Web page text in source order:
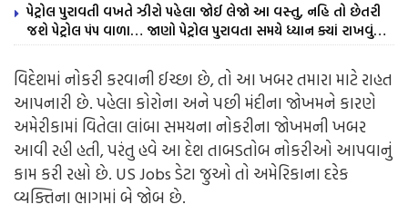
પેટ્રોલ પુરાવતી વખતે ઝીરો પહેલા જોઈ લેજો આ વસ્તુ, નહિ તો છેતરી
જશે પેટ્રોલ પંપ વાળા… જાણો પેટ્રોલ પુરાવતા સમયે ધ્યાન ક્યાં રાખવું…
વિદેશમાં નોકરી કરવાની ઈચ્છા છે, તો આ ખબર તમારા માટે રાહત
આપનારી છે. પહેલા કોરોના અને પછી મંદીના જોખમને કારણે
અમેરીકામાં વિતેલા લાંબા સમયના નોકરીના જોખમની ખબર
આવી રહી હતી, પરંતુ હવે આ દેશ તાબડતોબ નોકરીઓ આપવાનું
કામ કરી રહ્યો છે. US Jobs ડેટા જુઓ તો અમેરિકાના દરેક
વ્યક્તિના ભાગમાં બે જોબ છે.